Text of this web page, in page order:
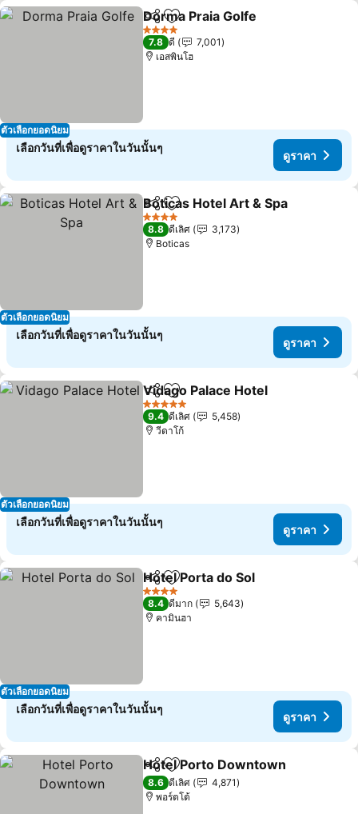
ตัวเลือกยอดนิยม
แชร์ เพิ่มในรายการโปรด
Dorma Praia Golfe
4 ดาว
7.8 ดี
7,001
เอสพินโฮ
เลือกวันที่เพื่อดูราคาในวันนั้นๆ
ดูราคา
ตัวเลือกยอดนิยม
แชร์ เพิ่มในรายการโปรด
Boticas Hotel Art & Spa
4 ดาว
8.8 ดีเลิศ
3,173
Boticas
เลือกวันที่เพื่อดูราคาในวันนั้นๆ
ดูราคา
ตัวเลือกยอดนิยม
แชร์ เพิ่มในรายการโปรด
Vidago Palace Hotel
5 ดาว
9.4 ดีเลิศ
5,458
วีดาโก้
เลือกวันที่เพื่อดูราคาในวันนั้นๆ
ดูราคา
ตัวเลือกยอดนิยม
แชร์ เพิ่มในรายการโปรด
Hotel Porta do Sol
4 ดาว
8.4 ดีมาก
5,643
คามินฮา
เลือกวันที่เพื่อดูราคาในวันนั้นๆ
ดูราคา
แชร์ เพิ่มในรายการโปรด
Hotel Porto Downtown
8.6 ดีเลิศ
4,871
พอร์ตโต้